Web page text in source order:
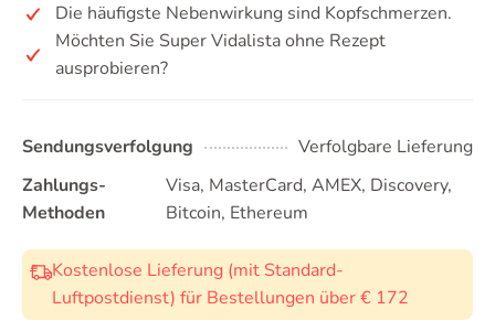
Die häufigste Nebenwirkung sind Kopfschmerzen.
Möchten Sie Super Vidalista ohne Rezept
ausprobieren?
Sendungsverfolgung
Verfolgbare Lieferung
Zahlungs-
Methoden
Visa, MasterCard, AMEX, Discovery,
Bitcoin, Ethereum
Kostenlose Lieferung (mit Standard-
Luftpostdienst) für Bestellungen über € 172